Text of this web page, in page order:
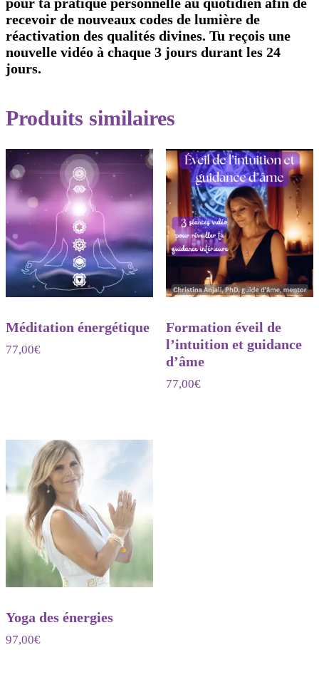
pour ta pratique personnelle au quotidien afin de
recevoir de nouveaux codes de lumière de
réactivation des qualités divines. Tu reçois une
nouvelle vidéo à chaque 3 jours durant les 24
jours.
Produits similaires
Méditation énergétique
77,00€
Formation éveil de
l’intuition et guidance
d’âme
77,00€
Yoga des énergies
97,00€